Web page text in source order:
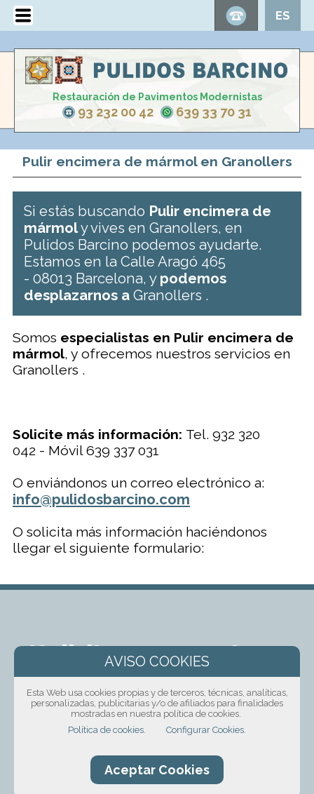
ES
Restauración de Pavimentos Modernistas
93 232 00 42 639 33 70 31
Pulir encimera de mármol en Granollers
Si estás buscando Pulir encimera de
mármoly vives en Granollers, en
Pulidos Barcino podemos ayudarte.
Estamos en la Calle Aragó 465
- 08013 Barcelona, y podemos
desplazarnos aGranollers .
Somos especialistas en Pulir encimera de
mármol, y ofrecemos nuestros servicios en
Granollers .
Solicite más información: Tel. 932 320
042 - Móvil 639 337 031
O enviándonos un correo electrónico a:
info@pulidosbarcino.com
O solicita más información haciéndonos
llegar el siguiente formulario:
¡Solicita presupuesto
sin compromiso!
Ponte en contacto con nosotros mediante
nuestro formulario, por teléfono o correo
sobre el trabajo que requeres podremos
ofrecerte un primer presupuesto sin
ningún compromiso.
Esta Web usa cookies propias y de terceros, técnicas, analíticas,
personalizadas, publicitarias y/o de afiliados para finalidades
mostradas en nuestra política de cookies.
Política de cookies.
Configurar Cookies.
Aceptar Cookies